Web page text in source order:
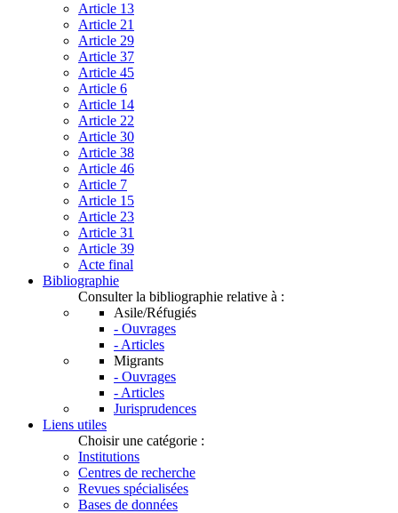
Article 13
Article 21
Article 29
Article 37
Article 45
Article 6
Article 14
Article 22
Article 30
Article 38
Article 46
Article 7
Article 15
Article 23
Article 31
Article 39
Acte final
Bibliographie
Consulter la bibliographie relative à :
Asile/Réfugiés
- Ouvrages
- Articles
Migrants
- Ouvrages
- Articles
Jurisprudences
Liens utiles
Choisir une catégorie :
Institutions
Centres de recherche
Revues spécialisées
Bases de données